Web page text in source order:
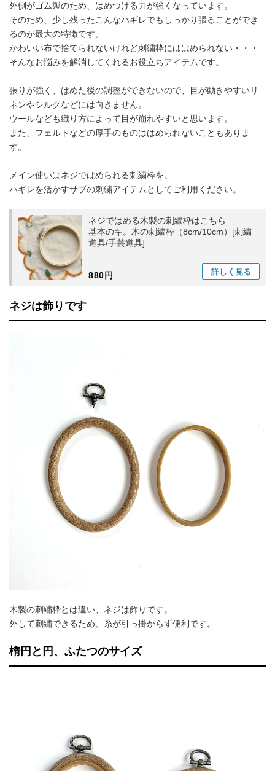
外側がゴム製のため、はめつける力が強くなっています。
そのため、少し残ったこんなハギレでもしっかり張ることができ
るのが最大の特徴です。
かわいい布で捨てられないけれど刺繍枠にははめられない・・・
そんなお悩みを解消してくれるお役立ちアイテムです。
張りが強く、はめた後の調整ができないので、目が動きやすいリ
ネンやシルクなどには向きません。
ウールなども織り方によって目が崩れやすいと思います。
また、フェルトなどの厚手のものははめられないこともありま
す。
メイン使いはネジではめられる刺繍枠を。
ハギレを活かすサブの刺繍アイテムとしてご利用ください。
ネジではめる木製の刺繍枠はこちら
基本のキ。木の刺繍枠（8cm/10cm）[刺繍
道具/手芸道具]
880円 詳しく 見る
ネジは飾りです
木製の刺繍枠とは違い、ネジは飾りです。
外して刺繍できるため、糸が引っ掛からず便利です。
楕円と円、ふたつのサイズ